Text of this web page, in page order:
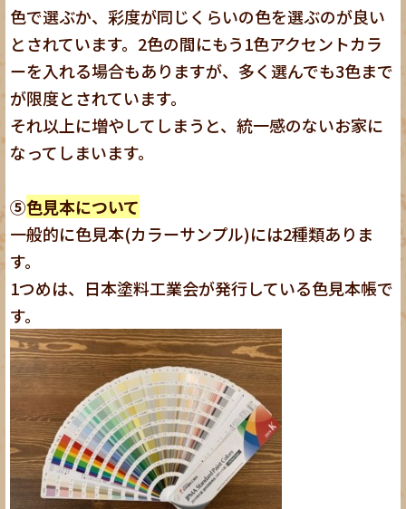
色で選ぶか、彩度が同じくらいの色を選ぶのが良い
とされています。2色の間にもう1色アクセントカラ
ーを入れる場合もありますが、多く選んでも3色まで
が限度とされています。
それ以上に増やしてしまうと、統一感のないお家に
なってしまいます。
⑤色見本について
一般的に色見本(カラーサンプル)には2種類ありま
す。
1つめは、日本塗料工業会が発行している色見本帳で
す。